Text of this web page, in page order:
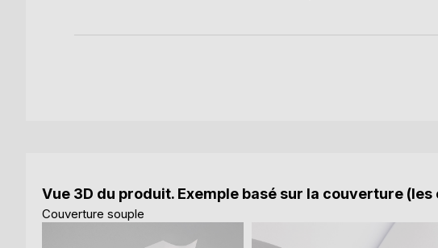
Vue 3D du produit. Exemple basé sur la couverture
Couverture souple